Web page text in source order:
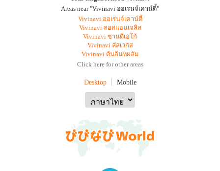
Areas near "Vivinavi ออเรนจ์เคาน์ตี้"
Vivinavi ออเรนจ์เคาน์ตี้
Vivinavi ลอสแอนเจลิส
Vivinavi ซานดิเอโก้
Vivinavi ลัสเวกัส
Vivinavi ต้นอินทผลัม
Click here for other areas
Desktop Mobile